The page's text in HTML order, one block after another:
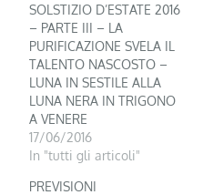
SOLSTIZIO D’ESTATE 2016
– PARTE III – LA
PURIFICAZIONE SVELA IL
TALENTO NASCOSTO –
LUNA IN SESTILE ALLA
LUNA NERA IN TRIGONO
A VENERE
17/06/2016
In "tutti gli articoli"
PREVISIONI